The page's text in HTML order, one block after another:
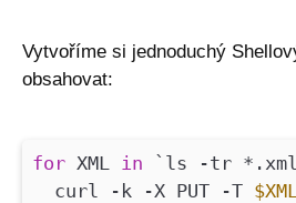
Vytvoříme si jednoduchý
obsahovat:
forXML in `ls -tr
curl -k -X PUT -T $XML